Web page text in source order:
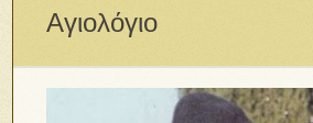
Αγιολόγιο